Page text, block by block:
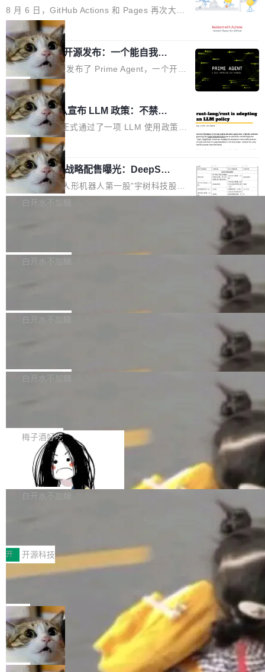
026 的读者：「看了篇 ...
认为最重要的一个——复杂度恰到好处，刚好能
驱动你去学 CuTe，但还没被那些"邪恶的" Hopp
er++ 优化所淹没，足够容易修改和适配。 更关
键的是 FA2 的持久性...
型智能设备的开发、连接与互联提供关键支撑，
也为产业链企业探索产品创新与商业增长打开新
的空间。 8月14日，开源鸿蒙智能硬件开发者日
（OHDD：OpenHarmony Hardware Develope
r Day）将在杭州启航。活动面向智能硬件产业
链企业和开发者，邀请行业专家与资深技术顾
问，围绕开源鸿蒙技术能力、设备适配、芯片适
配、功耗与稳定性调优、兼容性测评及统一互联
等内容展开系统讲解和实战交流，帮助企业进一
步了解开源鸿蒙在智能...
8 月 6 日，GitHub Actions 和 Pages 再次大规
模服务降级，Actions 完全不可用超过 5 小时，
webhook 停发，连自托管 runner 也因调度层故
障无法工作。Pages、Copilot code review、C
opilot coding agent 全部受影响。从检测到完全
恢复，大约 12 小时。 这是 2026 年 8 月的第六
起事故，其中四起与 AI/Copilot 服务相关。 Git
Hub 员工 kdaigle 在 HN 讨论中贴出了一组数
据：2025 年全年 10 亿次 commit。现在，每周
2.75 亿次，全年预计 140 亿次。GitHub...
局
Prime Agent 开源发布：一个能自我改
进的编程 Agent，ARC-AGI 3 超越人类
专家基线
Prime Intellect 发布了 Prime Agent，一个开源
的编程 Agent Harness，核心设计围绕两个抽
象：Recursive Language Model（RLM）和 C
ontinual Harness。在 ARC-AGI 3 基准测试
上，Prime Agent + Opus 5 的组合达到了 95.
5% RHAE Best@1，超过了 ARC 报告的人类专
家基线 95.4%。 不是又一个 coding agent 包装
器 Prime Agent 的架构和市面上大多数 coding
agent 有本质区别。大多数 agent harness 的设
计是基于早期模型的能力—...
局
Rust 项目团队宣布 LLM 政策：不禁
止，但你要承认哪些代码不是你写的
Rust 语言项目正式通过了一项 LLM 使用政策，
覆盖 rust-lang/rust 单一仓库的代码贡献。这不
是项目级别的官方立场，目前由五个团队采纳，
但它可能是主流开源项目中关于 AI 辅助贡献最
细致的一份规则。 政策的核心只有一句话：LLM
可以用来分析、提炼、审阅、建议，但不能用来
不得生成涉及安全性的关键变更，除非作者本身
局
宇树科技 IPO 战略配售曝光：DeepSe
ek 获配 93.3 万股，锁定 36 个月
8月6日晚间，“人形机器人第一股”宇树科技股份
有限公司披露IPO发行价格及战略配售结果，杭
36个月。 公告显示，本次宇树科技战略配售对
员工参与设立的专项资产管理计划。其中，Dee
获配9...
白开水不加糖
Bug fixes and enhancements 修复多次传递同
一个回归问题，该问题导致拉取镜像时会拒绝包
题，该问题可能导致在旧版 Linux 内核...
白开水不加糖
e 孵化器项目管理委员会（IPMC）投票中获得
P）！这一里程碑不仅标志着 Fluss 迈入新的发
白开水不加糖
长期停止内容更新，未能实现其作为“AI版维基百
提交的编辑请求也长期处于待处理状态。 Groki
pedia 于去年底上线，定位为由人工智能生成内
容的百科平台，被马斯克视为传统众包百科网站
维基百科的替代方案。Lawfare 调查发现，无论
热门页面还是低关注度页面，均未出现近期更
白开水不加糖
是这样的：配 MessageSource 的 Bean、写 R
eloadableResourceBundleMessageSource、
声明 LocaleResolver、注册 LocaleChangeInt
erceptor…五六步之后才能看到第一行翻译文
本。 Solon 换了个方式。整个 i18n 模块围绕三
梅子酒好吃
Apache Doris 4.1 全面增强 Iceberg：
支持 UPDATE、MERGE INTO 与 Iceb
erg V3
Apache Doris 4.1 要补齐的，正是缺失的那一
半。在已有查询能力的基础上，Doris 进一步支
常维护操作，并完整支持 Iceberg V3 格式。
白开水不加糖
村国家自主创新示范区会议中心开幕。本届大会
由中关村智联软件服务业质量创新联盟主办，以
“智构可信·质创未来——AI原生时代的质量新范
式”为主题，直面AI从实验室走向规模化产业落地
的核心质量命题。会上，《2026智能研发生产力
工具选型手册》发布，Testin云测的Testin XAge
nt智能测试系统入选AI测试领域代表产品。对CI
O而言，这提示了一个转变：AI测试正在从效率
工具升级为企业的质量基础设施。 CIO面对的新
开 开源科技
让非法状态不可表示：一篇关于 ADT
有一种东西，一旦用过就回不去了。Alex Fedos
eev 管它叫"软件设计的基石"。 他说的东西不新
鲜——代数数据类型（ADT），尤其是和类型
（sum type）。但他说清楚了一件事：这不是类
型系统的学术体操，是日常编码的思维方式。 文
章从一个简单的例子切入。一个网站的深色主题
局
Cloudflare 开源内部企业 AI 平台 Clou
dflare OS
Cloudflare 发布了一个开源项目 Cloudflare O
S。如果你只看官方博客，你会觉得这是又一